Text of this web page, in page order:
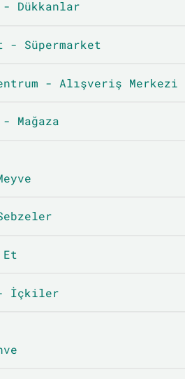
- Dükkanlar
- Süpermarket
- Alışveriş Merkezi
- Mağaza
- İçkiler